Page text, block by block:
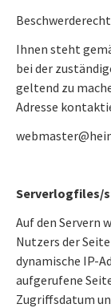
Ihnen steht
bei der
geltend zu
Adresse
Serverlogfiles/
Auf den Servern
Nutzers der
dynamische IP-
aufgerufene
Zugriffsdatum